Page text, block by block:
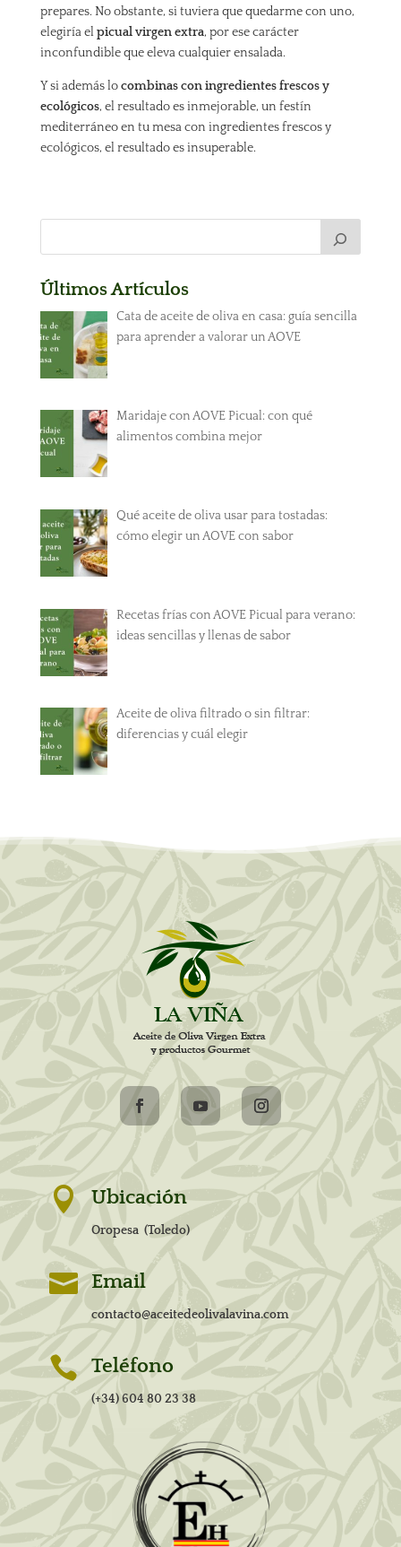
prepares. No obstante, si tuviera que quedarme con uno,
elegiría elpicual virgen extra, por ese carácter
inconfundible que eleva cualquier ensalada.
Y si además locombinas con ingredientes frescos y
ecológicos, el resultado es inmejorable, un festín
mediterráneo en tu mesa con ingredientes frescos y
ecológicos, el resultado es insuperable.
Últimos Artículos
Cata de aceite de oliva en casa: guía sencilla
para aprender a valorar un AOVE
Maridaje con AOVE Picual: con qué
alimentos combina mejor
Qué aceite de oliva usar para tostadas:
cómo elegir un AOVE con sabor
Recetas frías con AOVE Picual para verano:
ideas sencillas y llenas de sabor
Aceite de oliva filtrado o sin filtrar:
diferencias y cuál elegir
 Ubicación
Oropesa (Toledo)
 Email
contacto@aceitedeolivalavina.com
 Teléfono
(+34) 604 80 23 38